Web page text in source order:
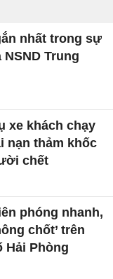
nhất trong sự
Trung
xe khách chạy
nạn thảm khốc
chết
phóng nhanh,
chốt’ trên
Hải Phòng